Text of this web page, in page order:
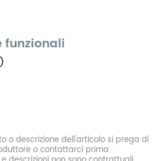
funzionali
o descrizione dell'articolo si prega di
o contattarci prima